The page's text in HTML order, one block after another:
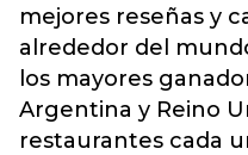
mejores reseñas y
alrededor del
los mayores
Argentina y Reino
restaurantes cada